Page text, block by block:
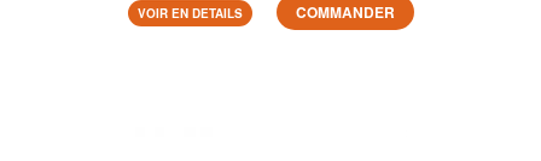
VOIR EN DETAILS COMMANDER